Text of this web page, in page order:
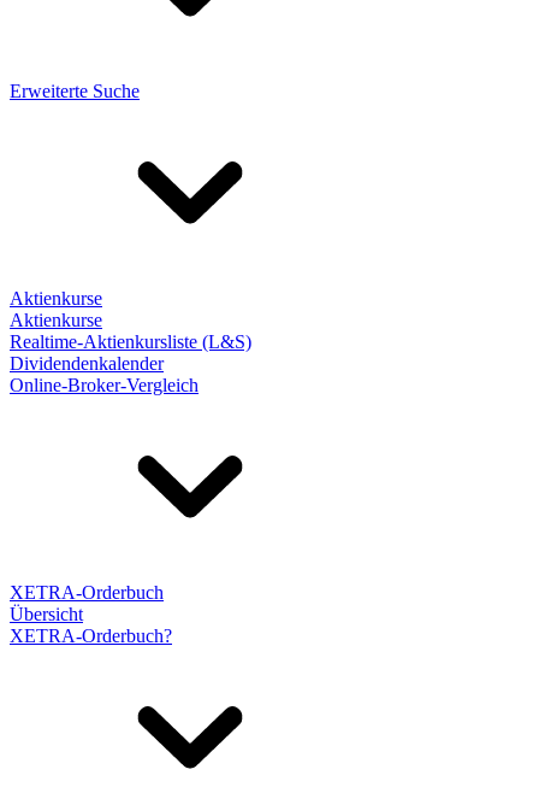
Erweiterte Suche
Aktienkurse
Aktienkurse
Realtime-Aktienkursliste (L&S)
Dividendenkalender
Online-Broker-Vergleich
XETRA-Orderbuch
Übersicht
XETRA-Orderbuch?